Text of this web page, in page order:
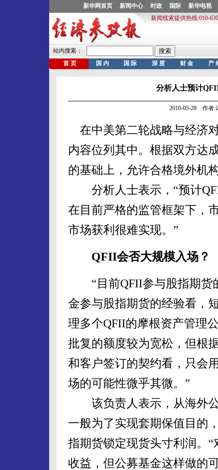
分析人士预计
2010-05-28 作者:
在中美第二轮战略与经济
内容位列其中。根据双方达
的基础上，允许合格境外机
分析人士表示，“预计
在目前严格的监管框架下，
市场获利很难实现。”
QFII会否大规模入场？
“目前QFII参与股指期货
金参与股指期货的经验看，
理多个QFII的摩根资产管理
批复的额度较为宽松，但根
和客户签订的契约看，只会
场的可能性微乎其微。”
该负责人表示，从海外公
一般为了实现套期保值目的
指期货锁定现货头寸利润。
收益，但公募基金这样做的